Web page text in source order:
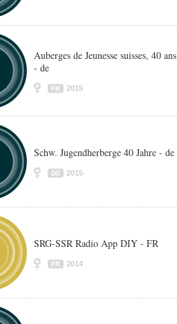
Auberges de Jeunesse suisses, 40 ans
- de
FR 2015
Schw. Jugendherberge 40 Jahre - de
DE 2015
SRG-SSR Radio App DIY - FR
FR 2014